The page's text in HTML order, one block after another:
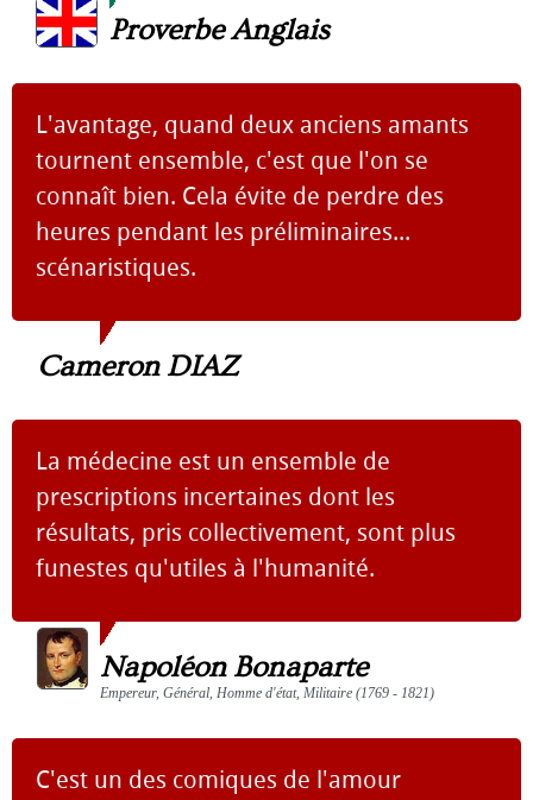
Proverbe Anglais
L'avantage, quand deux anciens amants
tournent ensemble, c'est que l'on se
connaît bien. Cela évite de perdre des
heures pendant les préliminaires...
scénaristiques.
Cameron DIAZ
La médecine est un ensemble de
prescriptions incertaines dont les
résultats, pris collectivement, sont plus
funestes qu'utiles à l'humanité.
Napoléon Bonaparte
Empereur, Général, Homme d'état, Militaire (1769 - 1821)
C'est un des comiques de l'amour